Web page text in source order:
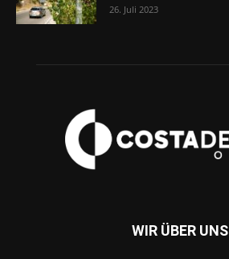
26. Juli 2023
WIR ÜBER UNS